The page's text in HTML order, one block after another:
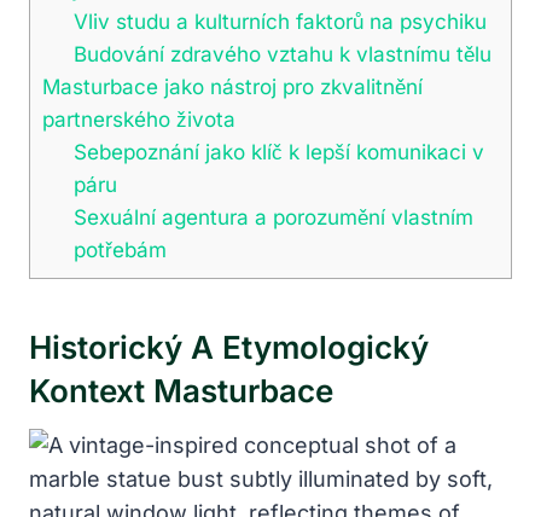
Vliv studu a kulturních faktorů na psychiku
Budování zdravého vztahu k vlastnímu tělu
Masturbace jako nástroj pro zkvalitnění
partnerského života
Sebepoznání jako klíč k lepší komunikaci v
páru
Sexuální agentura a porozumění vlastním
potřebám
Historický A Etymologický
Kontext Masturbace